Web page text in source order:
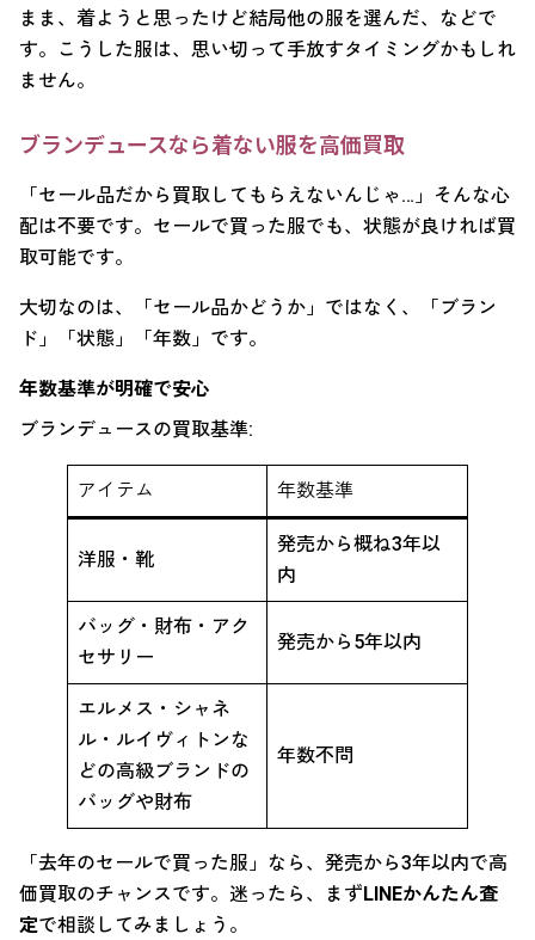
まま、着ようと思ったけど結局他の服を選んだ、などで
す。こうした服は、思い切って手放すタイミングかもしれ
ません。
ブランデュースなら着ない服を高価買取
「セール品だから買取してもらえないんじゃ…」そんな心
配は不要です。セールで買った服でも、状態が良ければ買
取可能です。
大切なのは、「セール品かどうか」ではなく、「ブラン
ド」「状態」「年数」です。
年数基準が明確で安心
ブランデュースの買取基準:
アイテム 年数基準
洋服・靴
発売から概ね3年以
内
バッグ・財布・アク
セサリー
発売から5年以内
エルメス・シャネ
ル・ルイヴィトンな
どの高級ブランドの
バッグや財布
年数不問
「去年のセールで買った服」なら、発売から3年以内で高
価買取のチャンスです。迷ったら、まずLINEかんたん査
定で相談してみましょう。